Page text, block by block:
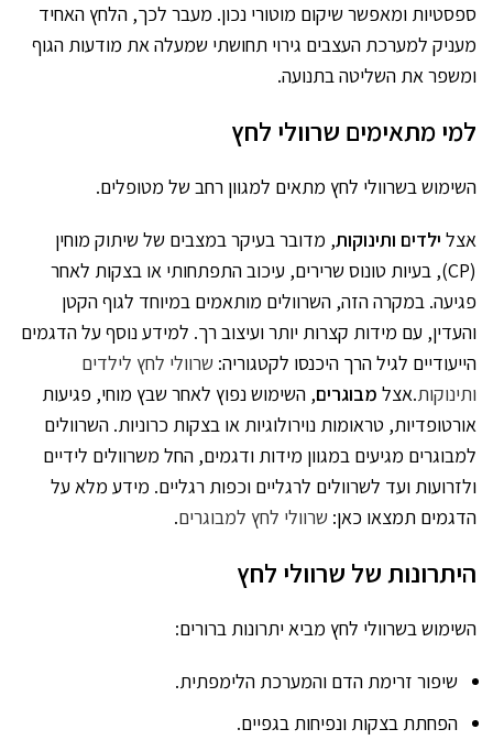
ספסטיות ומאפשר שיקום מוטורי נכון. מעבר לכך, הלחץ האחיד
מעניק למערכת העצבים גירוי תחושתי שמעלה את מודעות הגוף
ומשפר את השליטה בתנועה.
למי מתאימים שרוולי לחץ
השימוש בשרוולי לחץ מתאים למגוון רחב של מטופלים.
אצל ילדים ותינוקות, מדובר בעיקר במצבים של שיתוק מוחין
(CP), בעיות טונוס שרירים, עיכוב התפתחותי או בצקות לאחר
פגיעה. במקרה הזה, השרוולים מותאמים במיוחד לגוף הקטן
והעדין, עם מידות קצרות יותר ועיצוב רך. למידע נוסף על הדגמים
הייעודיים לגיל הרך היכנסו לקטגוריה: שרוולי לחץ לילדים
ותינוקות.אצל מבוגרים, השימוש נפוץ לאחר שבץ מוחי, פגיעות
אורטופדיות, טראומות נוירולוגיות או בצקות כרוניות. השרוולים
למבוגרים מגיעים במגוון מידות ודגמים, החל משרוולים לידיים
ולזרועות ועד לשרוולים לרגליים וכפות רגליים. מידע מלא על
הדגמים תמצאו כאן: שרוולי לחץ למבוגרים.
היתרונות של שרוולי לחץ
השימוש בשרוולי לחץ מביא יתרונות ברורים:
שיפור זרימת הדם והמערכת הלימפתית.
הפחתת בצקות ונפיחות בגפיים.